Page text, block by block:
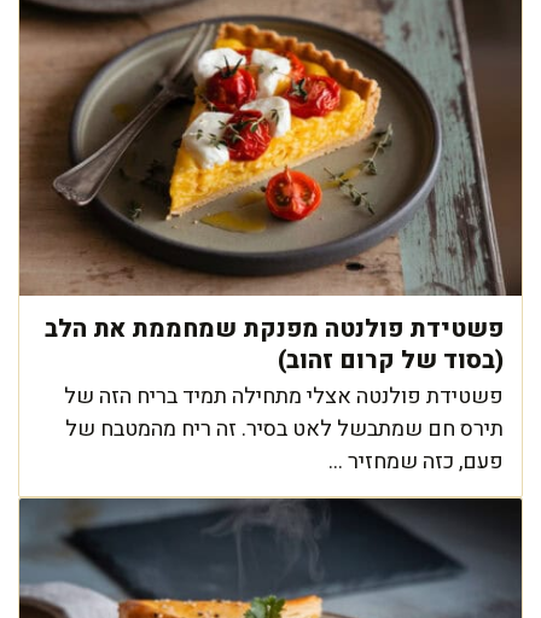
פשטידת פולנטה מפנקת שמחממת את הלב
(בסוד של קרום זהוב)
פשטידת פולנטה אצלי מתחילה תמיד בריח הזה של
תירס חם שמתבשל לאט בסיר. זה ריח מהמטבח של
פעם, כזה שמחזיר ...